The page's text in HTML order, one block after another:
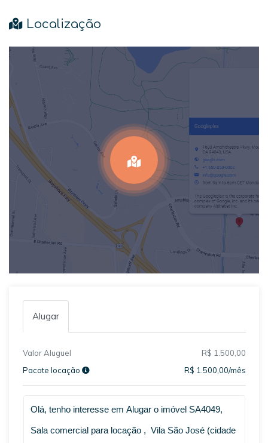
Localização
Alugar
Valor Aluguel
R$ 1.500,00
Pacote locação
R$ 1.500,00/mês